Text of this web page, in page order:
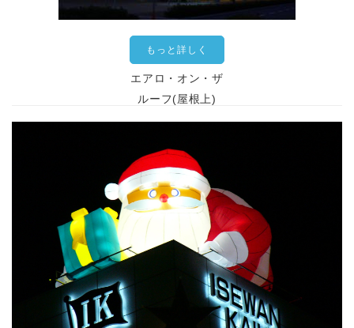
もっと詳しく
エアロ・オン・ザ
ルーフ(屋根上)